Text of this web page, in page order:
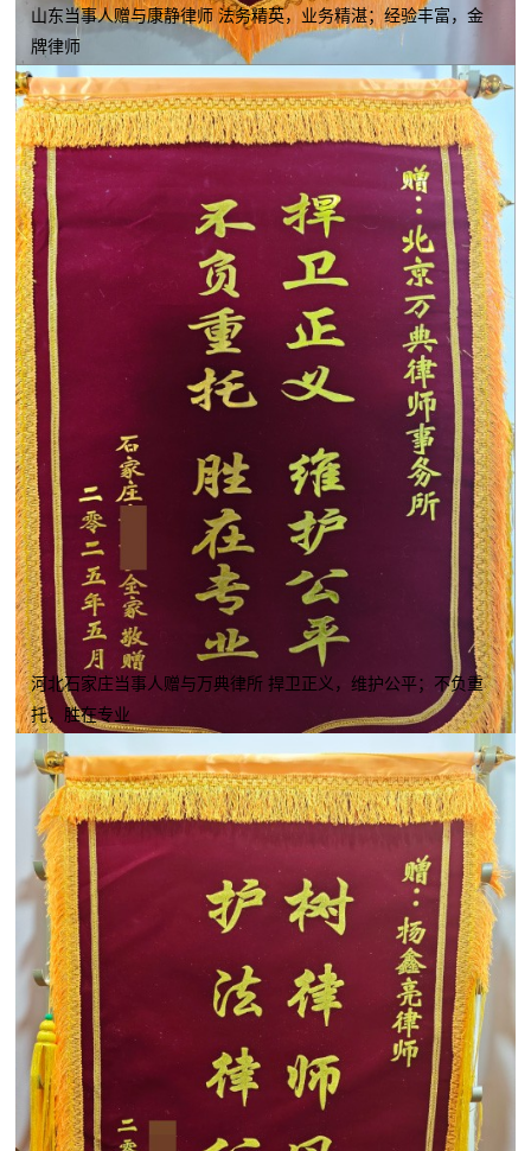
山东当事人赠与康静律师 法务精英，业务精湛；经验丰富，金
牌律师
河北石家庄当事人赠与万典律所 捍卫正义，维护公平；不负重
托，胜在专业